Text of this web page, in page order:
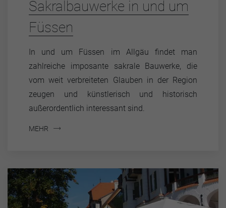
Sakralbauwerke in und um
Füssen
In und um Füssen im Allgäu findet man
zahlreiche imposante sakrale Bauwerke, die
vom weit verbreiteten Glauben in der Region
zeugen und künstlerisch und historisch
außerordentlich interessant sind.
MEHR